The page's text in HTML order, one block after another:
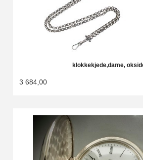
klokkekjede,dame,
3 684,00